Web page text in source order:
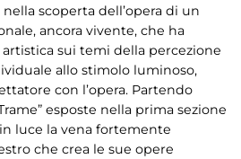
scoperta dell’opera di un
ancora vivente, che ha
sui temi della percezione
allo stimolo luminoso,
con l’opera. Partendo
esposte nella prima sezione
luce la vena fortemente
che crea le sue opere